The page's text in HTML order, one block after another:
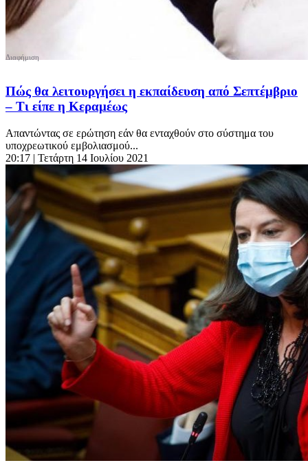
Πώς θα λειτουργήσει η εκπαίδευση από Σεπτέμβριο
– Τι είπε η Κεραμέως
Απαντώντας σε ερώτηση εάν θα ενταχθούν στο σύστημα του
υποχρεωτικού εμβολιασμού...
20:17 | Τετάρτη 14 Ιουλίου 2021